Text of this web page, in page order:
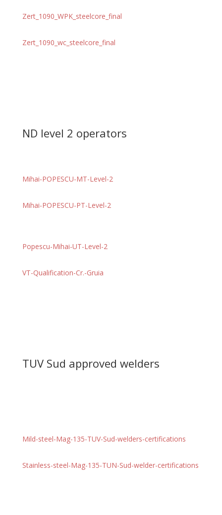
Zert_1090_WPK_steelcore_final
Zert_1090_wc_steelcore_final
ND level 2 operators
Mihai-POPESCU-MT-Level-2
Mihai-POPESCU-PT-Level-2
Popescu-Mihai-UT-Level-2
VT-Qualification-Cr.-Gruia
TUV Sud approved welders
Mild-steel-Mag-135-TUV-Sud-welders-certifications
Stainless-steel-Mag-135-TUN-Sud-welder-certifications